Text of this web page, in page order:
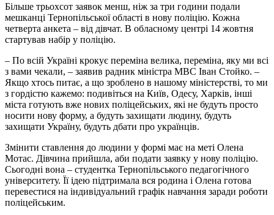
Більше трьохсот заявок менш, ніж за три години подали
мешканці Тернопільської області в нову поліцію. Кожна
четверта анкета – від дівчат. В обласному центрі 14 жовтня
стартував набір у поліцію.
– По всій Україні крокує переміна велика, переміна, яку ми всі
з вами чекали, – заявив радник міністра МВС Іван Стойко. –
Якщо хтось питає, а що зроблено в нашому міністерстві, то ми
з гордістю кажемо: подивіться на Київ, Одесу, Харків, інші
міста готують вже нових поліцейських, які не будуть просто
носити нову форму, а будуть захищати людину, будуть
захищати Україну, будуть дбати про українців.
Змінити ставлення до людини у формі має на меті Олена
Мотас. Дівчина прийшла, аби подати заявку у нову поліцію.
Сьогодні вона – студентка Тернопільського педагогічного
університету. Її ідею підтримала вся родина і Олена готова
перевестися на індивідуальний графік навчання заради роботи
поліцейським.